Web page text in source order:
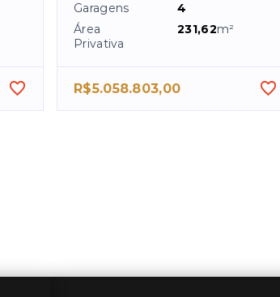
Garagens
4
Área
Privativa
231,62m²
R$5.058.803,00